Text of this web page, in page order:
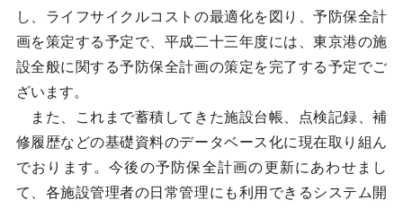
し、ライフサイクルコストの最適化を図り、予防保全計
画を策定する予定で、平成二十三年度には、東京港の施
設全般に関する予防保全計画の策定を完了する予定でご
ざいます。
また、これまで蓄積してきた施設台帳、点検記録、補
修履歴などの基礎資料のデータベース化に現在取り組ん
でおります。今後の予防保全計画の更新にあわせまし
て、各施設管理者の日常管理にも利用できるシステム開